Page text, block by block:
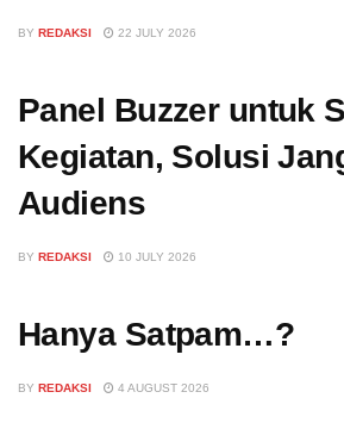
BY REDAKSI 22 JULY 2026
Panel Buzzer untuk
Kegiatan, Solusi
Audiens
BY REDAKSI 10 JULY 2026
Hanya Satpam…?
BY REDAKSI 4 AUGUST 2026